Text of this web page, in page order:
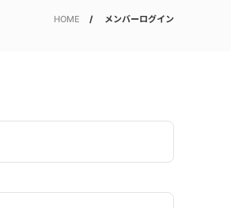
HOME メンバーログイン